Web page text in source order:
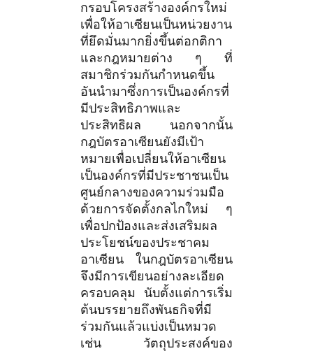
กรอบโครงสร้างองค์กรใหม่
เพื่อให้อาเซียนเป็นหน่วยงาน
ที่ยึดมั่นมากยิ่งขึ้นต่อกติกา
และกฎหมายต่าง ๆ ที่
สมาชิกร่วมกันกำหนดขึ้น
อันนำมาซึ่งการเป็นองค์กรที่
มีประสิทธิภาพและ
ประสิทธิผล นอกจากนั้น
กฎบัตรอาเซียนยังมีเป้า
หมายเพื่อเปลี่ยนให้อาเซียน
เป็นองค์กรที่มีประชาชนเป็น
ศูนย์กลางของความร่วมมือ
ด้วยการจัดตั้งกลไกใหม่ ๆ
เพื่อปกป้องและส่งเสริมผล
ประโยชน์ของประชาคม
อาเซียน ในกฎบัตรอาเซียน
จึงมีการเขียนอย่างละเอียด
ครอบคลุม นับตั้งแต่การเริ่ม
ต้นบรรยายถึงพันธกิจที่มี
ร่วมกันแล้วแบ่งเป็นหมวด
เช่น วัตถุประสงค์ของ